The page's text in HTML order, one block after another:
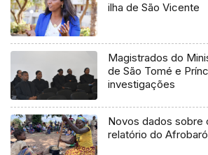
ilha de São Vicente
Magistrados do
de São Tomé e
investigações
Novos dados sobre
relatório do